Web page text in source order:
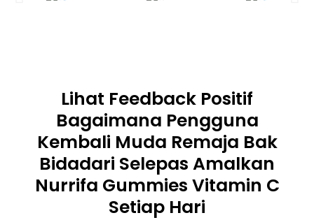
Lihat Feedback Positif
Bagaimana Pengguna
Kembali Muda Remaja Bak
Bidadari Selepas Amalkan
Nurrifa Gummies Vitamin C
Setiap Hari